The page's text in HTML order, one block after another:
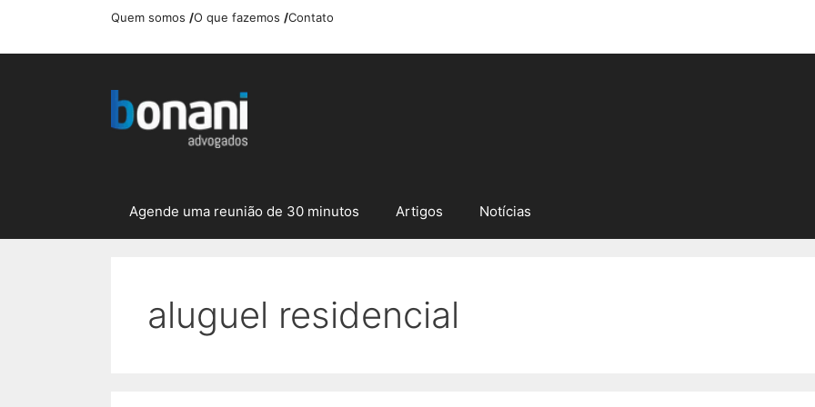
o
Quem somos /O que fazemos /Contato
Agende uma reunião de 30 minutos Artigos Notícias
aluguel residencial